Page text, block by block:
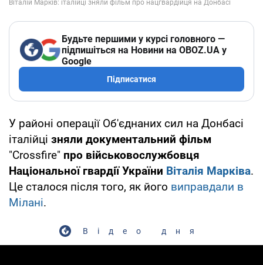
Будьте першими у курсі головного —
підпишіться на Новини на OBOZ.UA у
Google
Підписатися
У районі операції Об'єднаних сил на Донбасі
італійці зняли документальний фільм
"Crossfire" про військовослужбовця
Національної гвардії України Віталія Марківа.
Це сталося після того, як його виправдали в
Мілані.
Відео дня